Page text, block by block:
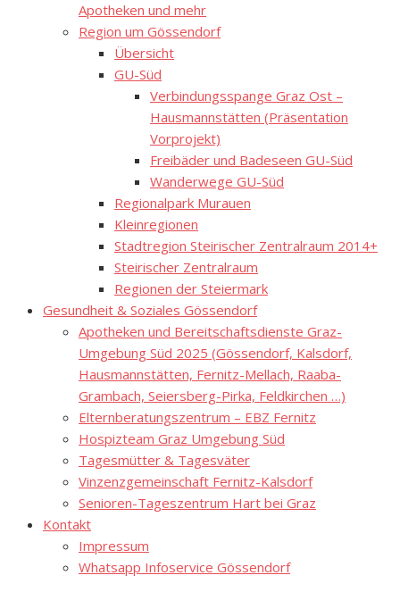
Apotheken und mehr
Region um Gössendorf
Übersicht
GU-Süd
Verbindungsspange Graz Ost –
Hausmannstätten (Präsentation
Vorprojekt)
Freibäder und Badeseen GU-Süd
Wanderwege GU-Süd
Regionalpark Murauen
Kleinregionen
Stadtregion Steirischer Zentralraum 2014+
Steirischer Zentralraum
Regionen der Steiermark
Gesundheit & Soziales Gössendorf
Apotheken und Bereitschaftsdienste Graz-
Umgebung Süd 2025 (Gössendorf, Kalsdorf,
Hausmannstätten, Fernitz-Mellach, Raaba-
Grambach, Seiersberg-Pirka, Feldkirchen …)
Elternberatungszentrum – EBZ Fernitz
Hospizteam Graz Umgebung Süd
Tagesmütter & Tagesväter
Vinzenzgemeinschaft Fernitz-Kalsdorf
Senioren-Tageszentrum Hart bei Graz
Kontakt
Impressum
Whatsapp Infoservice Gössendorf